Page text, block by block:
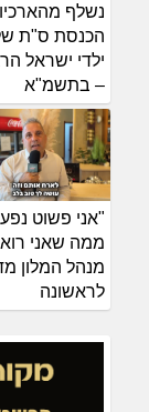
נשלף
הכנסת ס"ת
ילדי ישראל
– בתשמ"א
"אני פשוט
ממה שאני
מנהל המלון
לראשונה